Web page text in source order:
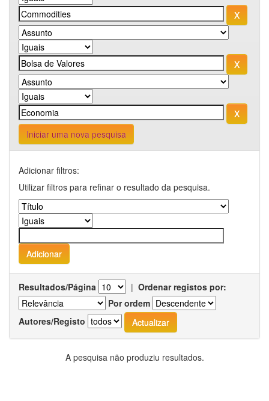
Iniciar uma nova pesquisa
Adicionar filtros:
Utilizar filtros para refinar o resultado da pesquisa.
Resultados/Página | Ordenar registos por:
Por ordem
Autores/Registo
A pesquisa não produziu resultados.